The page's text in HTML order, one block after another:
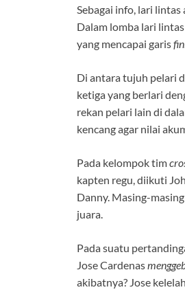
Sebagai info, lari
Dalam lomba lari
yang mencapai garis
Di antara tujuh pelari
ketiga yang berlari
rekan pelari lain di
kencang agar nilai
Pada kelompok tim
kapten regu, diikuti
Danny. Masing-
juara.
Pada suatu
Jose Cardenas
akibatnya? Jose